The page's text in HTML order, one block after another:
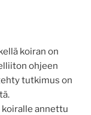
koiran on
ohjeen
tutkimus on
annettu